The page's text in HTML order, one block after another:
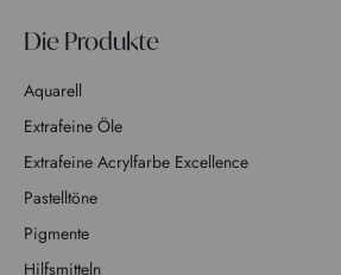
Die Produkte
Aquarell
Extrafeine Öle
Extrafeine Acrylfarbe Excellence
Pastelltöne
Pigmente
Hilfsmitteln